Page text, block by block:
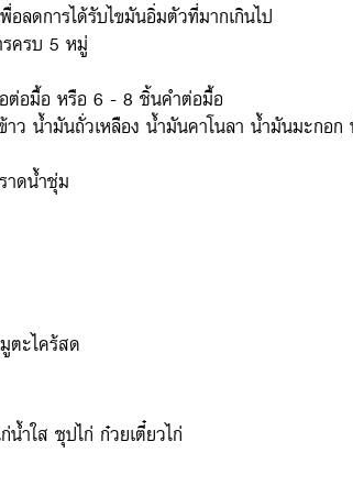
ลดการได้รับไขมันอิ่มตัวที่มากเกินไป
รครบ 5 หมู่
ต่อมื้อ หรือ 6 - 8 ชิ้นคำต่อมื้อ
ว น้ำมันถั่วเหลือง น้ำมันคาโนลา น้ำมันมะกอ
าดน้ำชุ่ม
ะไคร้สด
ใส ซุปไก่ ก๋วยเตี๋ยวไก่